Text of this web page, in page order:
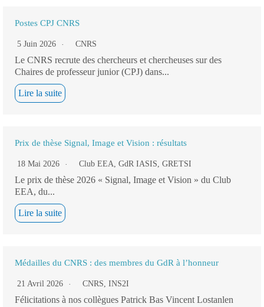
Postes CPJ CNRS
5 Juin 2026 CNRS
Le CNRS recrute des chercheurs et chercheuses sur des
Chaires de professeur junior (CPJ) dans...
Lire la suite
Prix de thèse Signal, Image et Vision : résultats
18 Mai 2026 Club EEA, GdR IASIS, GRETSI
Le prix de thèse 2026 « Signal, Image et Vision » du Club
EEA, du...
Lire la suite
Médailles du CNRS : des membres du GdR à l’honneur
21 Avril 2026 CNRS, INS2I
Félicitations à nos collègues Patrick Bas Vincent Lostanlen